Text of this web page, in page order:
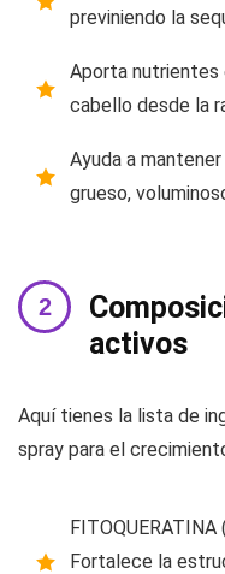
previniendo la
Aporta nutrientes
cabello desde la
Ayuda a
grueso,
activos
Aquí tienes la lista de
spray para el
Fortalece la